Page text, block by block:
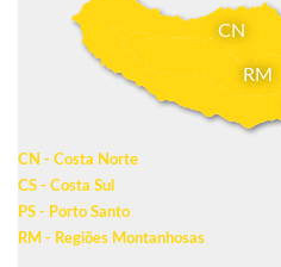
CN
RM
CN - Costa Norte
CS - Costa Sul
PS - Porto Santo
RM - Regiões Montanhosas